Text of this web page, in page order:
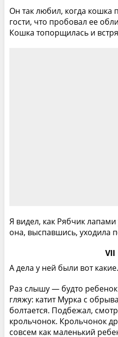
Он так любил, когда кошка
гости, что пробовал ее
Кошка топорщилась и
Я видел, как Рябчик
она, выспавшись, уходила
VII
А дела у ней были вот какие.
Раз слышу — будто
гляжу: катит Мурка с
болтается. Подбежал,
крольчонок. Крольчонок
совсем как маленький